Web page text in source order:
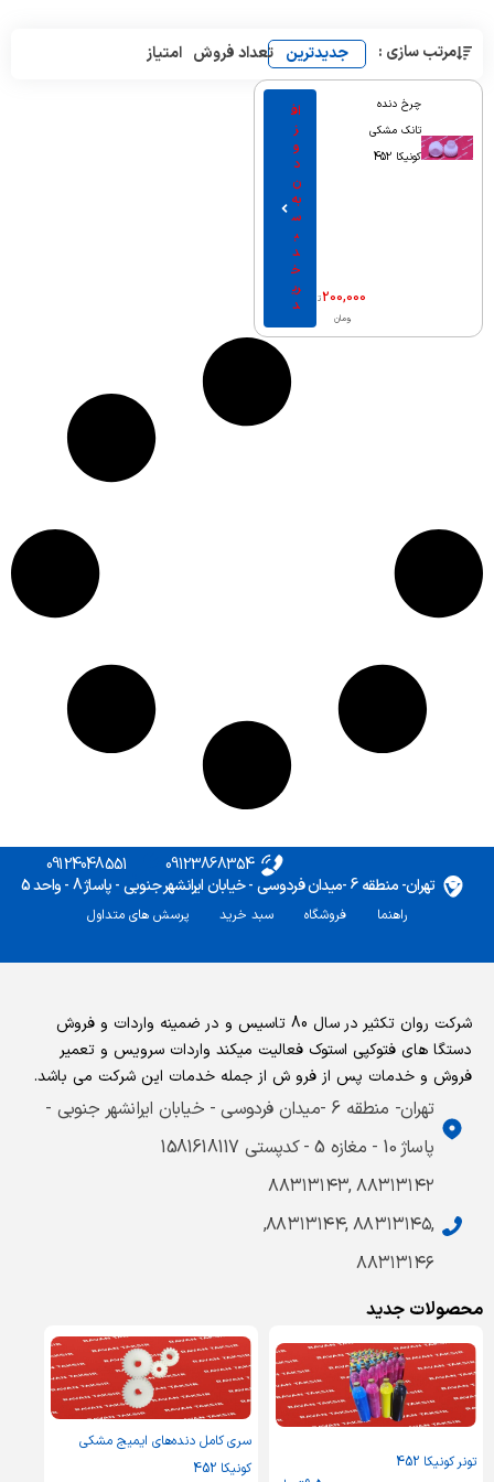
مرتب سازی : جدیدترین تعداد فروش امتیاز
چرخ دنده
تانک مشکی
کونیکا 452
200,000ت
ومان
اف
ز
و
د
ن
به
س
ب
د
خ
ری
د
تهران- منطقه 6 -میدان فردوسی - خیابان ایرانشهر جنوبی - پاساژ 8 - واحد 5
09123868354
09124048551
راهنما فروشگاه سبد خرید پرسش های متداول
شرکت روان تکثیر در سال 80 تاسیس و در ضمینه واردات و فروش
دستگا های فتوکپی استوک فعالیت میکند واردات سرویس و تعمیر
فروش و خدمات پس از فرو ش از جمله خدمات این شرکت می باشد.
تهران- منطقه 6 -میدان فردوسی - خیابان ایرانشهر جنوبی -
پاساژ 10 - مغازه 5 - کدپستی 1581618117
۸۸۳۱۳۱۴۲ ,۸۸۳۱۳۱۴۳
,۸۸۳۱۳۱۴۵ ,۸۸۳۱۳۱۴۴,
۸۸۳۱۳۱۴۶
محصولات جدید
تونر کونیکا 452
سری کامل دنده‌های ایمیج مشکی
کونیکا 452